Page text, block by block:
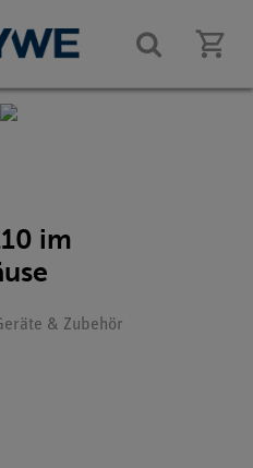
im
& Zubehör